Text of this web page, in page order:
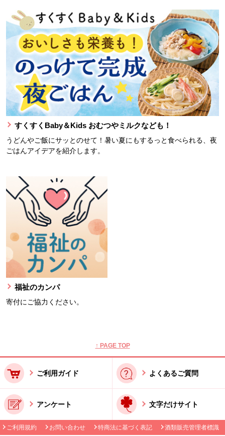
すくすくBaby＆Kids おむつやミルクなども！
うどんやご飯にサッとのせて！暑い夏にもするっと食べられる、夜
ごはんアイデアを紹介します。
福祉のカンパ
寄付にご協力ください。
↑ PAGE TOP
ご利用ガイド よくあるご質問
アンケート 文字だけサイト
ご利用規約 お問い合わせ 特商法に基づく表記 酒類販売管理者標識